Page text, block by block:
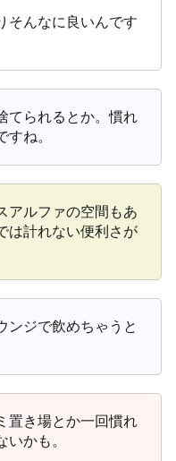
そんなに良いんです
てられるとか。慣れ
すね。
アルファの空間もあ
は計れない便利さが
ンジで飲めちゃうと
置き場とか一回慣れ
いかも。